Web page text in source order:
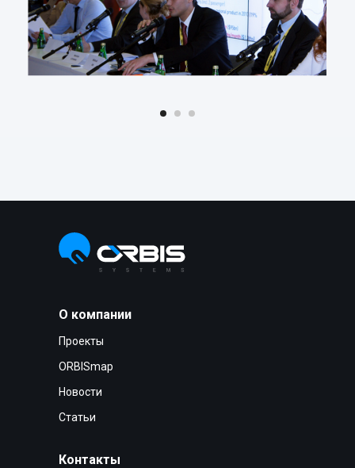
Статьи
Новости
ORBISmap
О компании
Контакты
Проекты